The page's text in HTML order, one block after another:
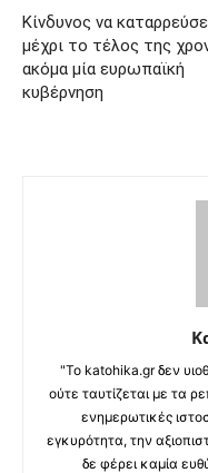
Κίνδυνος να
μέχρι το τέλος της
ακόμα μία ευρωπαϊκή
κυβέρνηση
"Το katohika.gr δεν
ούτε ταυτίζεται με τα
ενημερωτικές
εγκυρότητα, την
δε φέρει καμία